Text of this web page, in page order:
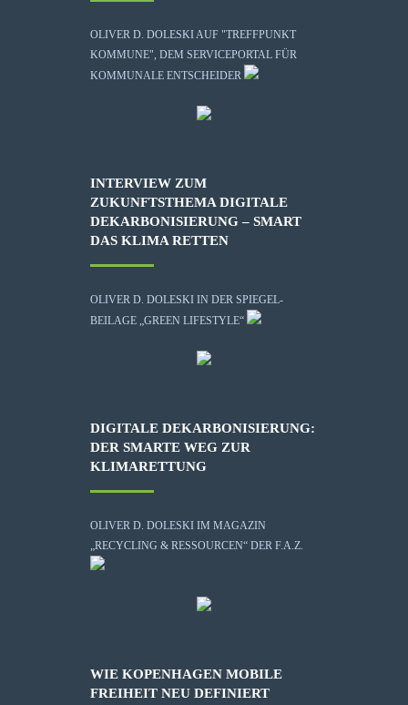
OLIVER D. DOLESKI AUF "TREFFPUNKT
KOMMUNE", DEM SERVICEPORTAL FÜR
KOMMUNALE ENTSCHEIDER
INTERVIEW ZUM
ZUKUNFTSTHEMA DIGITALE
DEKARBONISIERUNG – SMART
DAS KLIMA RETTEN
OLIVER D. DOLESKI IN DER SPIEGEL-
BEILAGE „GREEN LIFESTYLE“
DIGITALE DEKARBONISIERUNG:
DER SMARTE WEG ZUR
KLIMARETTUNG
OLIVER D. DOLESKI IM MAGAZIN
„RECYCLING & RESSOURCEN“ DER F.A.Z.
WIE KOPENHAGEN MOBILE
FREIHEIT NEU DEFINIERT